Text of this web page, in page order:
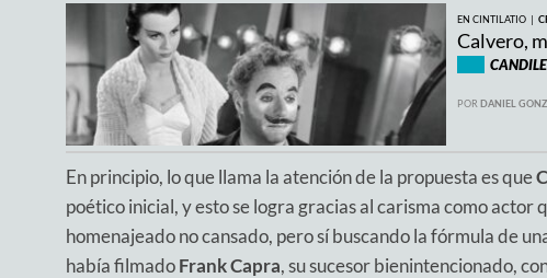
EN CINTILATIO |
Calvero,
POR DANIEL
En principio, lo que llama la atención de la propuesta es que
poético inicial, y esto se logra gracias al carisma como actor
homenajeado no cansado, pero sí buscando la fórmula de
había filmadoFrank Capra, su sucesor bienintencionado,